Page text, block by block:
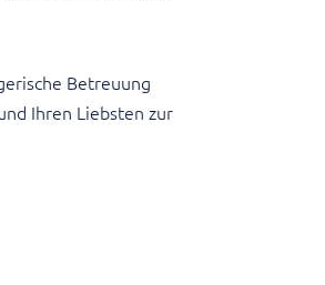
Betreuung
Ihren Liebsten zur